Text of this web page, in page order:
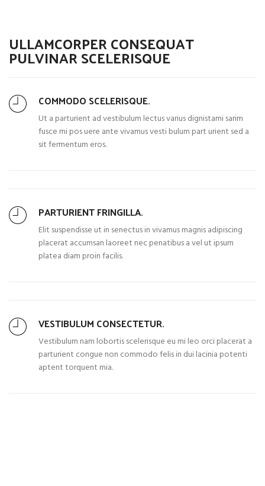
ULLAMCORPER CONSEQUAT
PULVINAR SCELERISQUE
COMMODO SCELERISQUE.
Ut a parturient ad vestibulum lectus varius dignistami sarim
fusce mi pos uere ante vivamus vesti bulum part urient sed a
sit fermentum eros.
PARTURIENT FRINGILLA.
Elit suspendisse ut in senectus in vivamus magnis adipiscing
placerat accumsan laoreet nec penatibus a vel ut ipsum
platea diam proin facilis.
VESTIBULUM CONSECTETUR.
Vestibulum nam lobortis scelerisque eu mi leo orci placerat a
parturient congue non commodo felis in dui lacinia potenti
aptent torquent mia.